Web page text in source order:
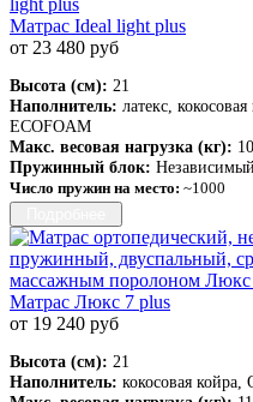
Матрас Ideal light plus
от 23 480 руб
Высота (см): 21
Наполнитель: латекс,
ECOFOAM
Макс. весовая нагрузка (кг):
Пружинный блок:
Число пружин на место: ~1000
Матрас Люкс 7 plus
от 19 240 руб
Высота (см): 21
Наполнитель: кокосовая